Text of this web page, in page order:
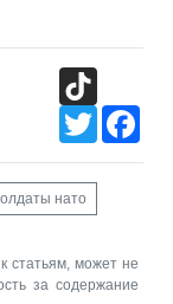
Twitter
нато
статьям, может не
за содержание